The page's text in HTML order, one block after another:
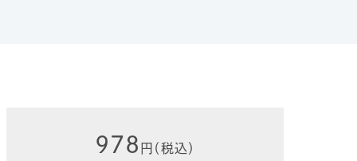
978 円（税込）